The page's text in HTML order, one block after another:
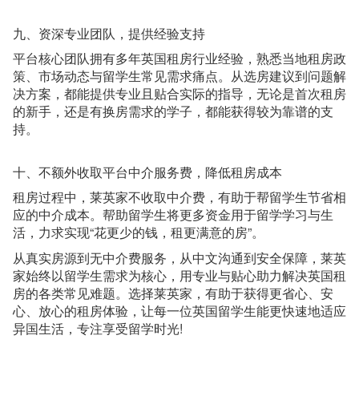
九、资深专业团队，提供经验支持
平台核心团队拥有多年英国租房行业经验，熟悉当地租房政
策、市场动态与留学生常见需求痛点。从选房建议到问题解
决方案，都能提供专业且贴合实际的指导，无论是首次租房
的新手，还是有换房需求的学子，都能获得较为靠谱的支
持。
十、不额外收取平台中介服务费，降低租房成本
租房过程中，莱英家不收取中介费，有助于帮留学生节省相
应的中介成本。帮助留学生将更多资金用于留学学习与生
活，力求实现“花更少的钱，租更满意的房”。
从真实房源到无中介费服务，从中文沟通到安全保障，莱英
家始终以留学生需求为核心，用专业与贴心助力解决英国租
房的各类常见难题。选择莱英家，有助于获得更省心、安
心、放心的租房体验，让每一位英国留学生能更快速地适应
异国生活，专注享受留学时光!